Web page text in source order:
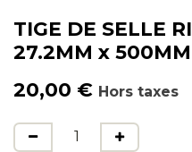
TIGE DE SELLE
27.2MM x 500MM
20,00 € Hors taxes